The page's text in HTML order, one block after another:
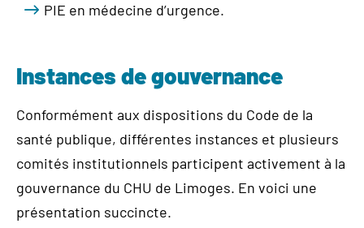
PIE en médecine d’urgence.
Instances de gouvernance
Conformément aux dispositions du Code de la
santé publique, différentes instances et plusieurs
comités institutionnels participent activement à la
gouvernance du CHU de Limoges. En voici une
présentation succincte.